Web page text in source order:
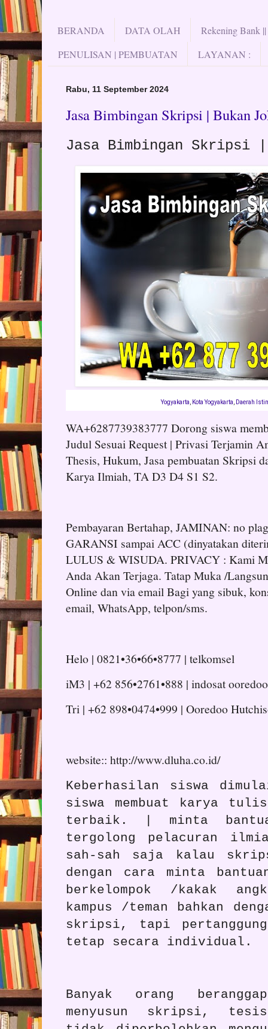
BERANDA DATA OLAH
Rekening Bank
PENULISAN | PEMBUATAN
LAYANAN :
Rabu, 11 September 2024
Jasa Bimbingan Skripsi | Bukan
Jasa Bimbingan Skripsi
Yogyakarta Kota Yogyakarta Daerah
WA+6287739383777 Dorong siswa
Judul Sesuai Request | Privasi Terjamin
Thesis, Hukum, Jasa pembuatan Skripsi
Karya Ilmiah, TA D3 D4 S1 S2.
Pembayaran Bertahap, JAMINAN: no
GARANSI sampai ACC (dinyatakan
LULUS & WISUDA. PRIVACY : Kami
Anda Akan Terjaga. Tatap Muka /
Online dan via email Bagi yang sibuk,
email, WhatsApp, telpon/sms.
Helo | 0821•36•66•8777 | telkomsel
iM3 | +62 856•2761•888 | indosat ooredoo
Tri | +62 898•0474•999 | Ooredoo
website:: http://www.dluha.co.id/
Keberhasilan siswa
siswa membuat karya
terbaik. | minta
tergolong pelacuran
sah-sah saja kalau
dengan cara minta
berkelompok /kakak
kampus /teman bahkan
skripsi, tapi pertanggung
tetap secara individual.
Banyak orang
menyusun skripsi,